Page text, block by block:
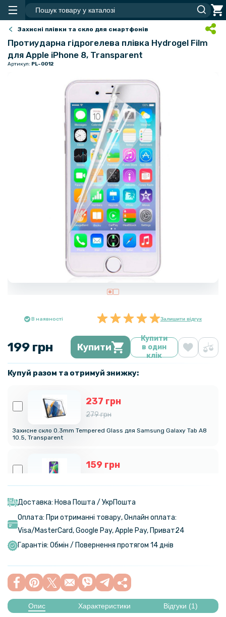
Захисні плівки та скло для смартфонів
Протиударна гідрогелева плівка Hydrogel Film
для Apple iPhone 8, Transparent
Артикул: PL-0012
В наявності Залишити відгук
199 грн Купити
Купити
в один
клік
Купуй разом та отримуй знижку:
237 грн
279 грн
Захисне скло 0.3mm Tempered Glass для Samsung Galaxy Tab A8
10.5, Transparent
159 грн
M21, Transparent
159 грн
199 грн
Transparent
159 грн
199 грн
Доставка: Нова Пошта / УкрПошта
Оплата: При отриманні товару, Онлайн оплата:
Visa/MasterСard, Google Pay, Apple Pay, Приват24
Гарантія: Обмін / Повернення протягом 14 днів
Опис Характеристики Відгуки (1)